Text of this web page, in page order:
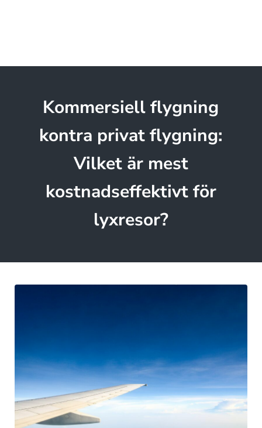
Kommersiell flygning
kontra privat flygning:
Vilket är mest
kostnadseffektivt för
lyxresor?